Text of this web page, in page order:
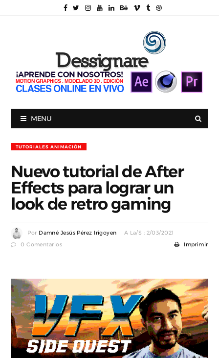
MENU
TUTORIALES ANIMACIÓN
Nuevo tutorial de After
Effects para lograr un
look de retro gaming
Por Damné Jesús Pérez Irigoyen A La/s : 2/03/2021
0 Comentarios Imprimir